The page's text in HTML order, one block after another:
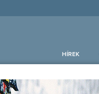
HÍREK